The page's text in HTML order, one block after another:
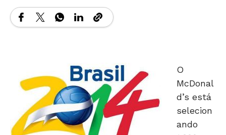
O
McDonal
d’s está
selecion
ando